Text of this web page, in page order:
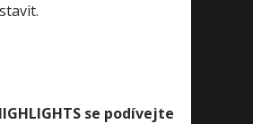
se podívejte